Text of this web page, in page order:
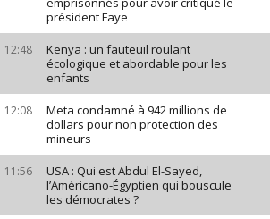
président Faye
12:48
Kenya : un fauteuil roulant
écologique et abordable pour les
enfants
12:08
Meta condamné à 942 millions de
dollars pour non protection des
mineurs
11:56
USA : Qui est Abdul El-Sayed,
l’Américano-Égyptien qui bouscule
les démocrates ?